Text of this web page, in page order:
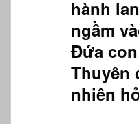
hành
ngầm
Đứa
Thuyên
nhiên